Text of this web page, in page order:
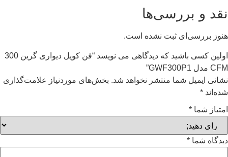
نقد و بررسی‌ها
هنوز بررسی‌ای ثبت نشده است.
اولین کسی باشید که دیدگاهی می نویسد “فن کویل دیواری گرین 300
CFM مدل GWF300P1”
نشانی ایمیل شما منتشر نخواهد شد. بخش‌های موردنیاز علامت‌گذاری
شده‌اند *
امتیاز شما *
دیدگاه شما *